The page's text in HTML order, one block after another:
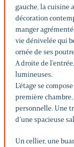
gauche, la cuisine
décoration
manger
vie dénivelée qui
ornée de ses
A droite de
lumineuses.
L’étage se
première
personnelle. Une
d’une spacieuse
Un cellier, une